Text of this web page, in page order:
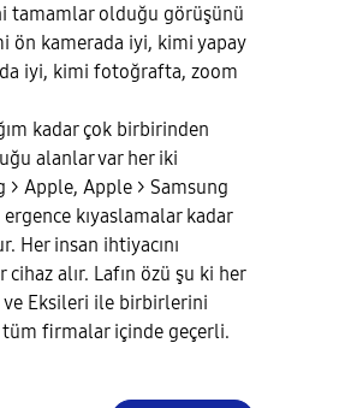
tamamlar olduğu görüşünü
ön kamerada iyi, kimi yapay
iyi, kimi fotoğrafta, zoom
kadar çok birbirinden
alanlar var her iki
> Apple, Apple > Samsung
kıyaslamalar kadar
Her insan ihtiyacını
cihaz alır. Lafın özü şu ki her
ve Eksileri ile birbirlerini
firmalar içinde geçerli.